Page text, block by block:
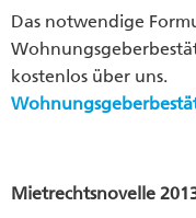
Das notwendige
kostenlos über uns.
Mietrechtsnovelle